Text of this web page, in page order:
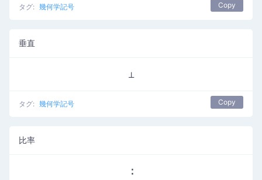
タグ: 幾何学記号 Copy
垂直
⊥
タグ: 幾何学記号 Copy
比率
∶